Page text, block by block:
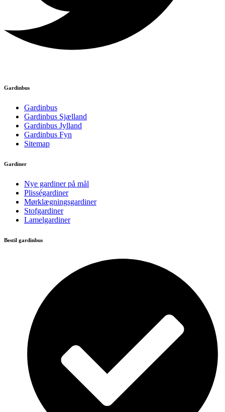
Gardinbus
Gardinbus
Gardinbus Sjælland
Gardinbus Jylland
Gardinbus Fyn
Sitemap
Gardiner
Nye gardiner på mål
Plisségardiner
Mørklægningsgardiner
Stofgardiner
Lamelgardiner
Bestil gardinbus